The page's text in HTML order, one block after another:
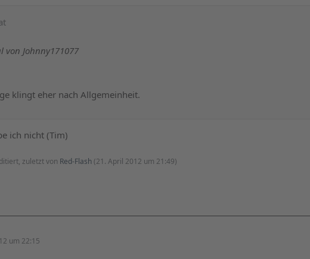
von Johnny171077
klingt eher nach Allgemeinheit.
ich nicht (Tim)
zuletzt von Red-Flash (21. April 2012 um 21:49)
um 22:15